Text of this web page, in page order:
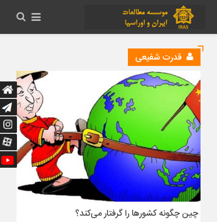
قدرت شفیعی
چین چگونه کشورها را گرفتار می‌کند؟